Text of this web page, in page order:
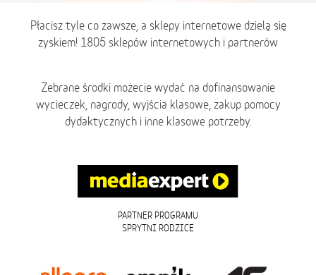
Płacisz tyle co zawsze, a sklepy internetowe dzielą się
zyskiem! 1805 sklepów internetowych i partnerów
Zebrane środki możecie wydać na dofinansowanie
wycieczek, nagrody, wyjścia klasowe, zakup pomocy
dydaktycznych i inne klasowe potrzeby.
PARTNER PROGRAMU
SPRYTNI RODZICE